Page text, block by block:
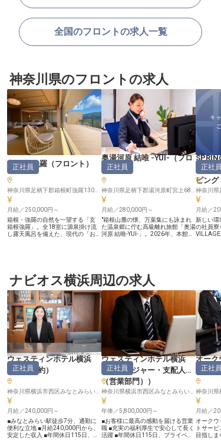
全国のフロントの求人一覧
神奈川県のフロントの求人
玄 箱根強羅 （フロント ）
正社員
月給／250,000円～
箱根・強羅の自然を一望する「玄
箱根強羅」。全18室に源泉掛け流
し露天風呂を備えた、現代の「おこ
しれませんが、当館は違います。全
18室という落ち着いた規模のた
め、一人ひとりのお客様に寄り添っ
た柔軟な対応が可能です。平均年齢
37歳と若手が中心のチームで、イ
ンカム等で常に連携し、困った時は
先輩がすぐに手を差し伸べる温かな
体制が整っています。 【あなたの
新生活を応援する、最高の環境】 ■
住まい：職場まで徒歩2分。月2万
円で住める築浅の綺麗な個室寮
（Wi-Fi・キッチン完備）をご用
意。 ■オフ：完全週休2日制に加え
年2回の4連休もあり、プライベー
トも充実します。 ■収入：月給25万
円〜30万円＋賞与年2回で、自立し
た生活を支えます。 笑顔あふれる
環境で、一生モノの接客スキルを身
につけませんか。
奥湯河原 結唯 -YUI-（フロ
ント）
正社員
月給／280,000円～
"箱根山麓の懐、万葉集にも詠まれ
た温泉郷に佇む高級離れ旅館「奥湯
河原 結唯-YUI-」。2026年、本館リ
となる、フロントスタッフを募集し
ます。 【より質を高めた少室経
営。"感動を生む接客"の本質を学
ぶ】 1室あたりの面積を広げ、より
質を高めた少室経営。一棟貸しのプ
ライベートステイを軸に、量より質
を貫いてきた稀有な高級旅館で、そ
の道を極めた人にしかできない繊細
な気配りと一歩先を読む判断力を身
につけられます。予約管理・追加サ
ービスの手配など現場コントロール
を責任をもって担っていただけま
す。 【「邑（むら）をつくる」一
員として、ブランドを次のステージ
へ】 2009年の開業以来、奥湯河原
の地でただひとつの離れ旅館として
進化を続けてきた結唯-YUI-。本館
リニューアル後の新しい体験設計
を、現場の最前線で一緒に育ててい
く仲間を求めています。中抜けな
し・夜勤なしの2シフト制で、湯河
原という地で身になるキャリアを積
める環境です。 【働く環境のポイ
ント】 ・月給280,000円〜350,000
丹沢
ピング
正社員
神奈川県
月給／
新しい環
の社員寮
求人は
です
ナビオス横浜周辺の求人
ウェスティンホテル横浜
（宿泊予約）
正社員
月給／240,000円～
■みなとみらい駅徒歩7分、通勤に
便利な立地 ■月給240,000円から、
安定した収入 ■年間休日115日、プ
ウェスティンホテル横浜
（マネージャー・支配人
（営業部門）
）
正社員
年俸／5,800,000円～
■お客様に最高の感動を届ける営業
職 ■充実の福利厚生で安心して長く
活躍 ■年間休日115日、プライベー
オーク
（サー
正社員
月給／
オークウ
トサー
目指しま